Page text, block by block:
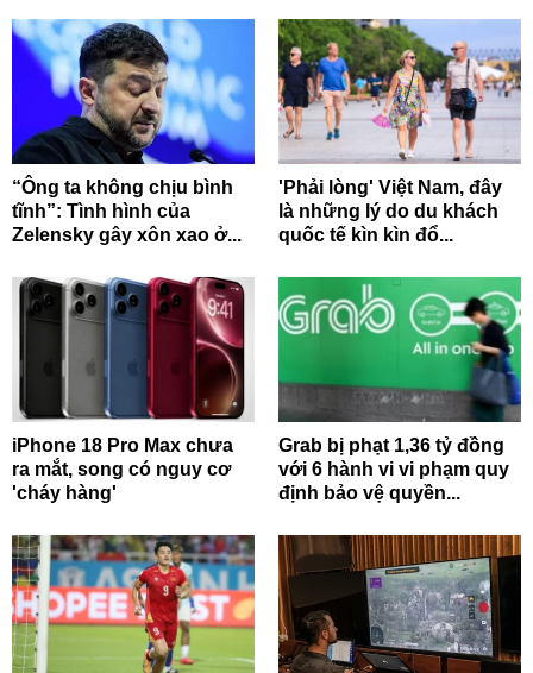
“Ông ta không chịu bình
tĩnh”: Tình hình của
Zelensky gây xôn xao ở...
'Phải lòng' Việt Nam, đây
là những lý do du khách
quốc tế kìn kìn đổ...
iPhone 18 Pro Max chưa
ra mắt, song có nguy cơ
'cháy hàng'
Grab bị phạt 1,36 tỷ đồng
với 6 hành vi vi phạm quy
định bảo vệ quyền...